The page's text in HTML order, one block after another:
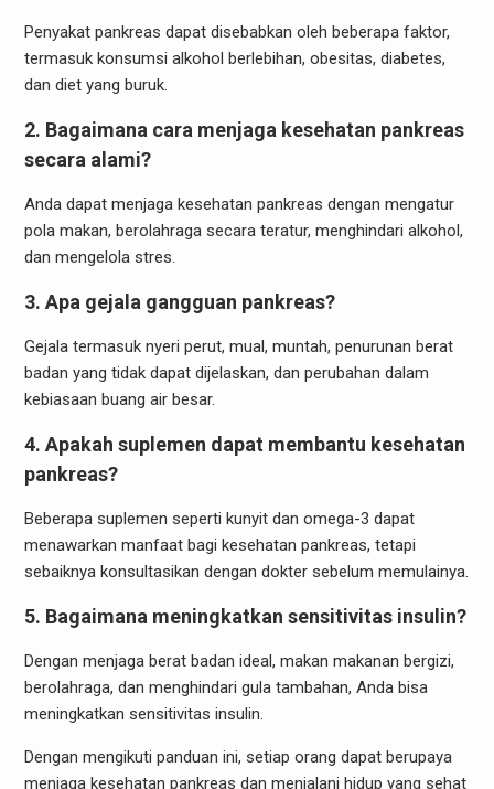
Penyakat pankreas dapat disebabkan oleh beberapa faktor,
termasuk konsumsi alkohol berlebihan, obesitas, diabetes,
dan diet yang buruk.
2. Bagaimana cara menjaga kesehatan pankreas
secara alami?
Anda dapat menjaga kesehatan pankreas dengan mengatur
pola makan, berolahraga secara teratur, menghindari alkohol,
dan mengelola stres.
3. Apa gejala gangguan pankreas?
Gejala termasuk nyeri perut, mual, muntah, penurunan berat
badan yang tidak dapat dijelaskan, dan perubahan dalam
kebiasaan buang air besar.
4. Apakah suplemen dapat membantu kesehatan
pankreas?
Beberapa suplemen seperti kunyit dan omega-3 dapat
menawarkan manfaat bagi kesehatan pankreas, tetapi
sebaiknya konsultasikan dengan dokter sebelum memulainya.
5. Bagaimana meningkatkan sensitivitas insulin?
Dengan menjaga berat badan ideal, makan makanan bergizi,
berolahraga, dan menghindari gula tambahan, Anda bisa
meningkatkan sensitivitas insulin.
Dengan mengikuti panduan ini, setiap orang dapat berupaya
menjaga kesehatan pankreas dan menjalani hidup yang sehat